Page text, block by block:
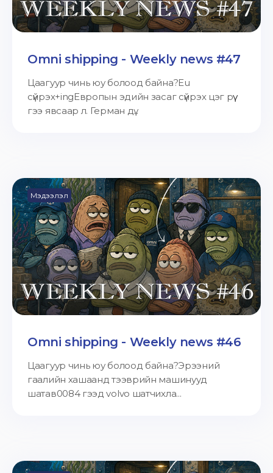
Omni shipping - Weekly news #47
Цаагуур чинь юу болоод байна?Eu
сүйрэх+ingЕвропын эдийн засаг сүйрэх цэг рүү
гээ явсаар л. Герман дү...
Мэдээлэл
Omni shipping - Weekly news #46
Цаагуур чинь юу болоод байна?Эрээний
гаалийн хашаанд тээврийн машинууд
шатав0084 гээд volvo шатчихла...